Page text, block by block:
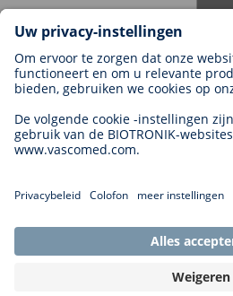
Carrières bij BIOTRONIK
Carrièreniveaus
Waarom met ons werken?
Sollicitatie
Carrièremogelijkheden
Cookie Settings
Legal Disclaimer